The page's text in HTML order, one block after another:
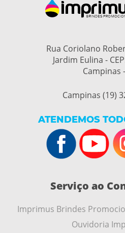
Rua Coriolano
Jardim Eulina -
Campinas
Campinas (19)
ATENDEMOS
Serviço ao
Imprimus Brindes
Ouvidoria